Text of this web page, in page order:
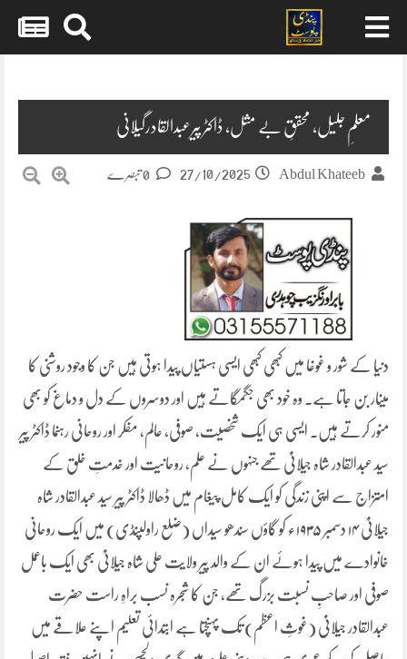
معلمِ جلیل، محققِ بے مثل، ڈاکٹر پیرعبدالقادرگیلانی
Abdul Khateeb
27/10/2025
دنیا کے شور و غوغا میں کبھی کبھی ایسی ہستیاں پیدا ہوتی ہیں جن کا وجود روشنی کا
مینار بن جاتا ہے۔ وہ خود بھی جگمگاتے ہیں اور دوسروں کے دل و دماغ کو بھی
منور کرتے ہیں۔ ایسی ہی ایک شخصیت، صوفی، عالم، مفکر اور روحانی رہنما ڈاکٹر پیر
سید عبدالقادر شاہ جیلانیؒ تھے جنہوں نے علم، روحانیت اور خدمتِ خلق کے
امتزاج سے اپنی زندگی کو ایک کامل پیغام میں ڈھالا ڈاکٹر پیر سید عبدالقادر شاہ
جیلانیؒ ۱۴ دسمبر ۱۹۳۵ء کو گاؤں سندھو سیداں (ضلع راولپنڈی) میں ایک روحانی
خانوادے میں پیدا ہوئے ان کے والد پیر ولایت علی شاہ جیلانیؒ بھی ایک باعمل
صوفی اور صاحبِ نسبت بزرگ تھے، جن کا شجرہ نسب براہِ راست حضرت
عبدالقادر جیلانیؒ (غوثِ اعظم) تک پہنچتا ہے ابتدائی تعلیم اپنے علاقے میں